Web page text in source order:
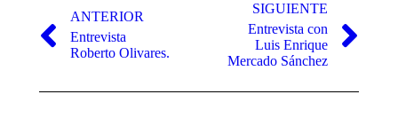
entre
publicaciones
ANTERIOR
Publicación
anterior:
Entrevista
Roberto Olivares.
SIGUIENTE
Publicación
siguiente:
Entrevista con
Luis Enrique
Mercado Sánchez